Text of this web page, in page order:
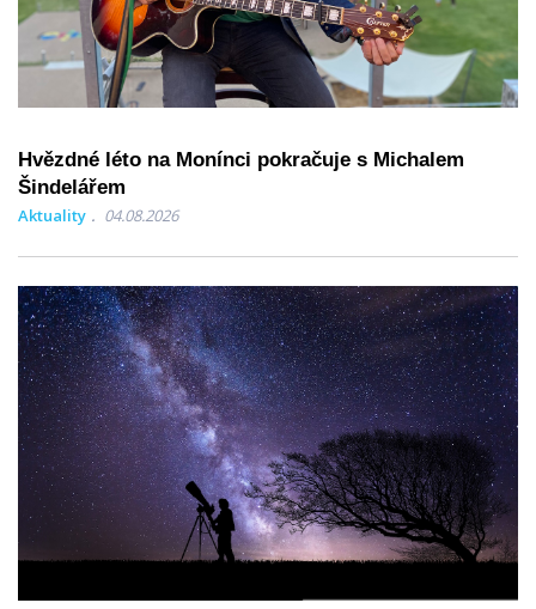
Hvězdné léto na Monínci pokračuje s Michalem
Šindelářem
Aktuality 04.08.2026